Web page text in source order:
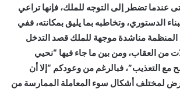
عندما تضطر إلى التوجه للملك، فإنها تراعي
الدستوري، وتخاطبه بما يليق بمكانته، ففي
أطلقت المنظمة مناشدة موجهة للملك قصد التدخل
من العقاب، ومن بين ما جاء فيها “نحيي
مع التعذيب”، فبالرغم من وعودكم “إلا أن
لمختلف أشكال سوء المعاملة الممارسة من